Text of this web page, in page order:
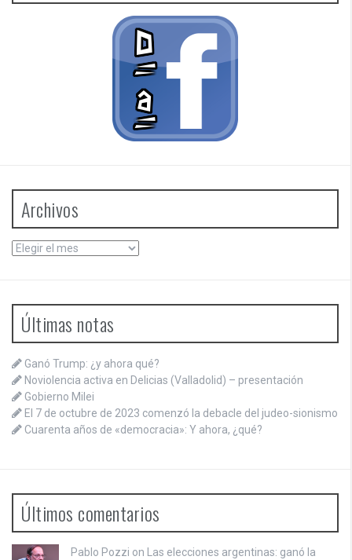
Archivos
Archivos
Últimas notas
Ganó Trump: ¿y ahora qué?
Noviolencia activa en Delicias (Valladolid) – presentación
Gobierno Milei
El 7 de octubre de 2023 comenzó la debacle del judeo-sionismo
Cuarenta años de «democracia»: Y ahora, ¿qué?
Últimos comentarios
Pablo Pozzi on Las elecciones argentinas: ganó la